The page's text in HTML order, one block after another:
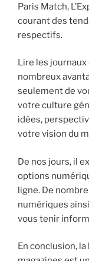
Paris Match,
courant des
respectifs.
Lire les
nombreux
seulement de
votre culture
idées,
votre vision du
De nos jours, il
options
ligne. De
numériques
vous tenir
En conclusion,